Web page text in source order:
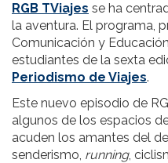
RGB TViajes se ha
la aventura. El programa,
Comunicación y
estudiantes de la sexta
Periodismo de Viajes.
Este nuevo episodio de
algunos de los espacios
acuden los amantes del
senderismo, running,